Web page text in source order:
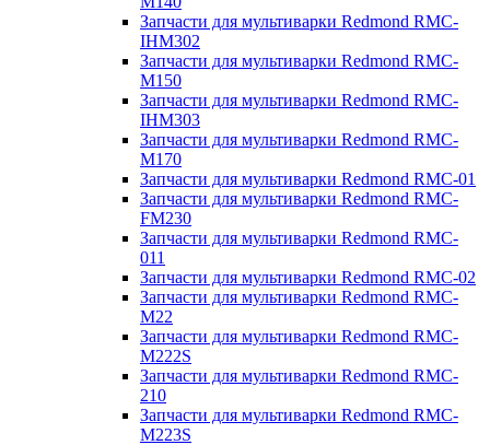
Запчасти для мультиварки Redmond RMC-
IHM302
Запчасти для мультиварки Redmond RMC-
M150
Запчасти для мультиварки Redmond RMC-
IHM303
Запчасти для мультиварки Redmond RMC-
M170
Запчасти для мультиварки Redmond RMC-01
Запчасти для мультиварки Redmond RMC-
FM230
Запчасти для мультиварки Redmond RMC-
011
Запчасти для мультиварки Redmond RMC-02
Запчасти для мультиварки Redmond RMC-
M22
Запчасти для мультиварки Redmond RMC-
M222S
Запчасти для мультиварки Redmond RMC-
210
Запчасти для мультиварки Redmond RMC-
M223S